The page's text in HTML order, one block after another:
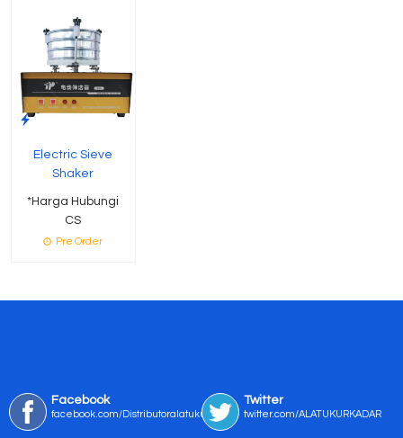
Electric Sieve
Shaker
*Harga Hubungi
CS
Pre Order
Facebook
facebook.com/Distributoralatukur
Twitter
twitter.com/ALATUKURKADAR